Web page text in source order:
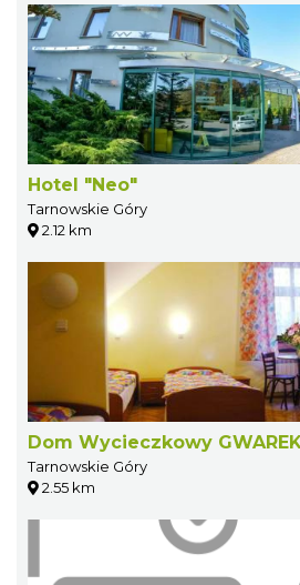
Hotel "Neo"
Tarnowskie Góry
2.12 km
Dom Wycieczkowy GWAREK
Tarnowskie Góry
2.55 km